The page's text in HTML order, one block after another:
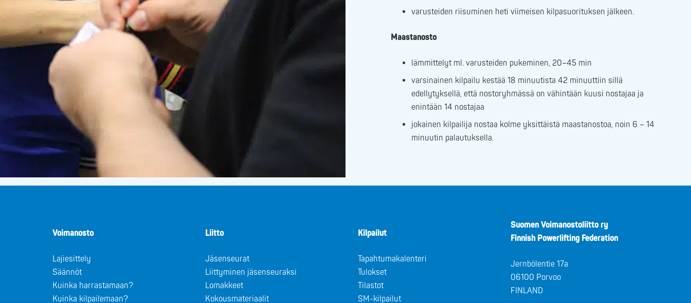
varusteiden riisuminen heti viimeisen kilpasuorituksen jälkeen.
Maastanosto
lämmittelyt ml. varusteiden pukeminen, 20–45 min
varsinainen kilpailu kestää 18 minuutista 42 minuuttiin sillä
edellytyksellä, että nostoryhmässä on vähintään kuusi nostajaa ja
enintään 14 nostajaa
jokainen kilpailija nostaa kolme yksittäistä maastanostoa, noin 6 – 14
minuutin palautuksella.
Voimanosto
Lajiesittely
Säännöt
Kuinka harrastamaan?
Kuinka kilpailemaan?
Liitto
Jäsenseurat
Liittyminen jäsenseuraksi
Lomakkeet
Kokousmateriaalit
Kilpailut
Tapahtumakalenteri
Tulokset
Tilastot
SM-kilpailut
Suomen Voimanostoliitto ry
Finnish Powerlifting Federation
Jernbölentie 17a
06100 Porvoo
FINLAND